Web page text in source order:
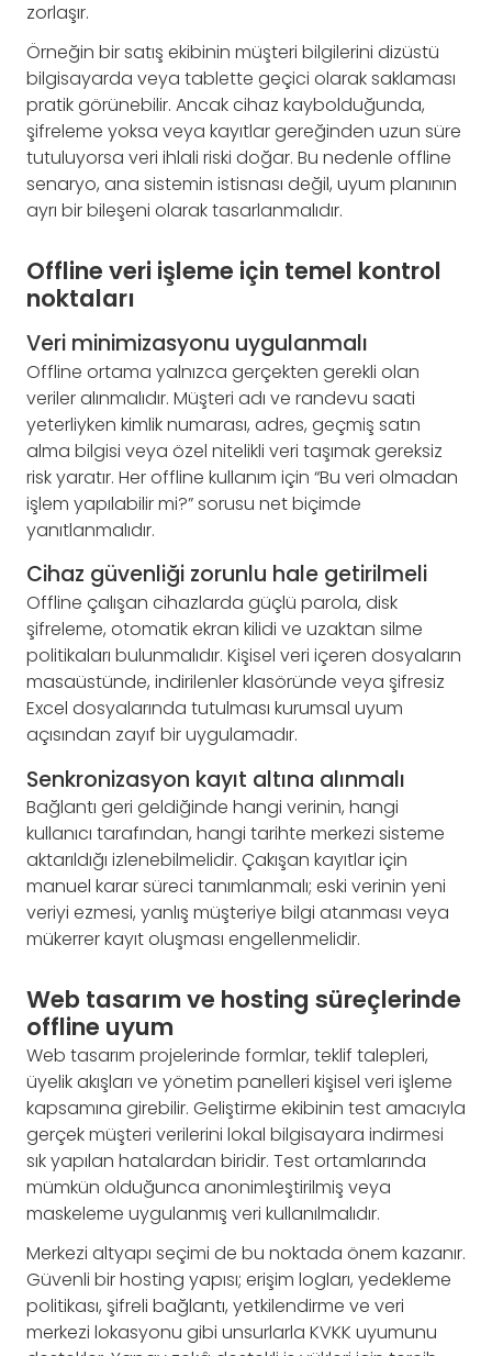
zorlaşır.
Örneğin bir satış ekibinin müşteri bilgilerini dizüstü
bilgisayarda veya tablette geçici olarak saklaması
pratik görünebilir. Ancak cihaz kaybolduğunda,
şifreleme yoksa veya kayıtlar gereğinden uzun süre
tutuluyorsa veri ihlali riski doğar. Bu nedenle offline
senaryo, ana sistemin istisnası değil, uyum planının
ayrı bir bileşeni olarak tasarlanmalıdır.
Offline veri işleme için temel kontrol
noktaları
Veri minimizasyonu uygulanmalı
Offline ortama yalnızca gerçekten gerekli olan
veriler alınmalıdır. Müşteri adı ve randevu saati
yeterliyken kimlik numarası, adres, geçmiş satın
alma bilgisi veya özel nitelikli veri taşımak gereksiz
risk yaratır. Her offline kullanım için “Bu veri olmadan
işlem yapılabilir mi?” sorusu net biçimde
yanıtlanmalıdır.
Cihaz güvenliği zorunlu hale getirilmeli
Offline çalışan cihazlarda güçlü parola, disk
şifreleme, otomatik ekran kilidi ve uzaktan silme
politikaları bulunmalıdır. Kişisel veri içeren dosyaların
masaüstünde, indirilenler klasöründe veya şifresiz
Excel dosyalarında tutulması kurumsal uyum
açısından zayıf bir uygulamadır.
Senkronizasyon kayıt altına alınmalı
Bağlantı geri geldiğinde hangi verinin, hangi
kullanıcı tarafından, hangi tarihte merkezi sisteme
aktarıldığı izlenebilmelidir. Çakışan kayıtlar için
manuel karar süreci tanımlanmalı; eski verinin yeni
veriyi ezmesi, yanlış müşteriye bilgi atanması veya
mükerrer kayıt oluşması engellenmelidir.
Web tasarım ve hosting süreçlerinde
offline uyum
Web tasarım projelerinde formlar, teklif talepleri,
üyelik akışları ve yönetim panelleri kişisel veri işleme
kapsamına girebilir. Geliştirme ekibinin test amacıyla
gerçek müşteri verilerini lokal bilgisayara indirmesi
sık yapılan hatalardan biridir. Test ortamlarında
mümkün olduğunca anonimleştirilmiş veya
maskeleme uygulanmış veri kullanılmalıdır.
Merkezi altyapı seçimi de bu noktada önem kazanır.
Güvenli bir hosting yapısı; erişim logları, yedekleme
politikası, şifreli bağlantı, yetkilendirme ve veri
merkezi lokasyonu gibi unsurlarla KVKK uyumunu